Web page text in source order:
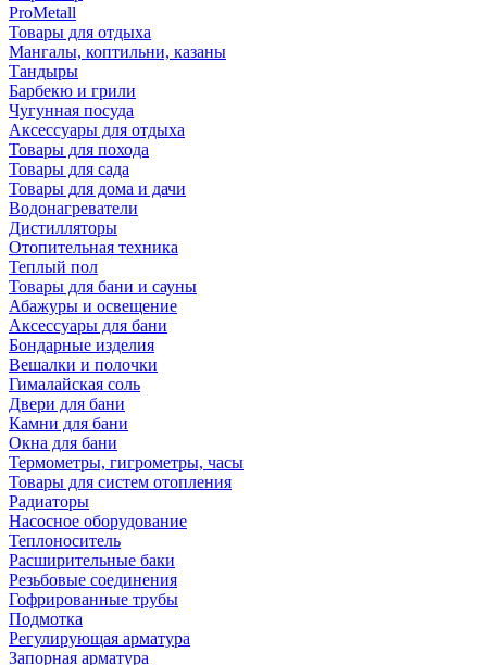
ProMetall
Товары для отдыха
Мангалы, коптильни, казаны
Тандыры
Барбекю и грили
Чугунная посуда
Аксессуары для отдыха
Товары для похода
Товары для сада
Товары для дома и дачи
Водонагреватели
Дистилляторы
Отопительная техника
Теплый пол
Товары для бани и сауны
Абажуры и освещение
Аксессуары для бани
Бондарные изделия
Вешалки и полочки
Гималайская соль
Двери для бани
Камни для бани
Окна для бани
Термометры, гигрометры, часы
Товары для систем отопления
Радиаторы
Насосное оборудование
Теплоноситель
Расширительные баки
Резьбовые соединения
Гофрированные трубы
Подмотка
Регулирующая арматура
Запорная арматура